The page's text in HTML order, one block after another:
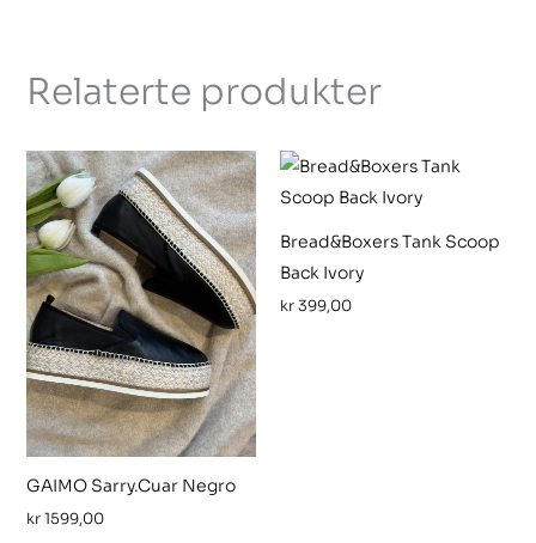
Relaterte produkter
GAIMO Sarry.Cuar Negro
kr1599,00
Bread&Boxers Tank Scoop
Back Ivory
kr399,00